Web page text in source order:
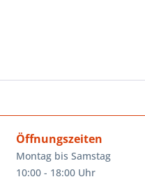
Öffnungszeiten
Montag bis Samstag
10:00 - 18:00 Uhr